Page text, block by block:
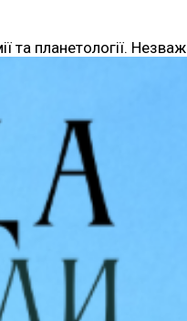
та планетології.